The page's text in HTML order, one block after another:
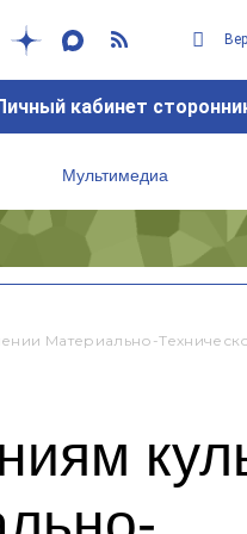
кабинет
Мультимедиа
Материально-